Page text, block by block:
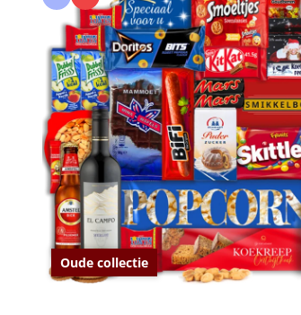
Oude collectie